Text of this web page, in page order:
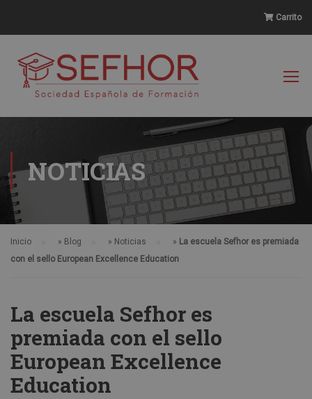
Carrito
NOTICIAS
Inicio » Blog » Noticias » La escuela Sefhor es premiada
con el sello European Excellence Education
La escuela Sefhor es
premiada con el sello
European Excellence
Education